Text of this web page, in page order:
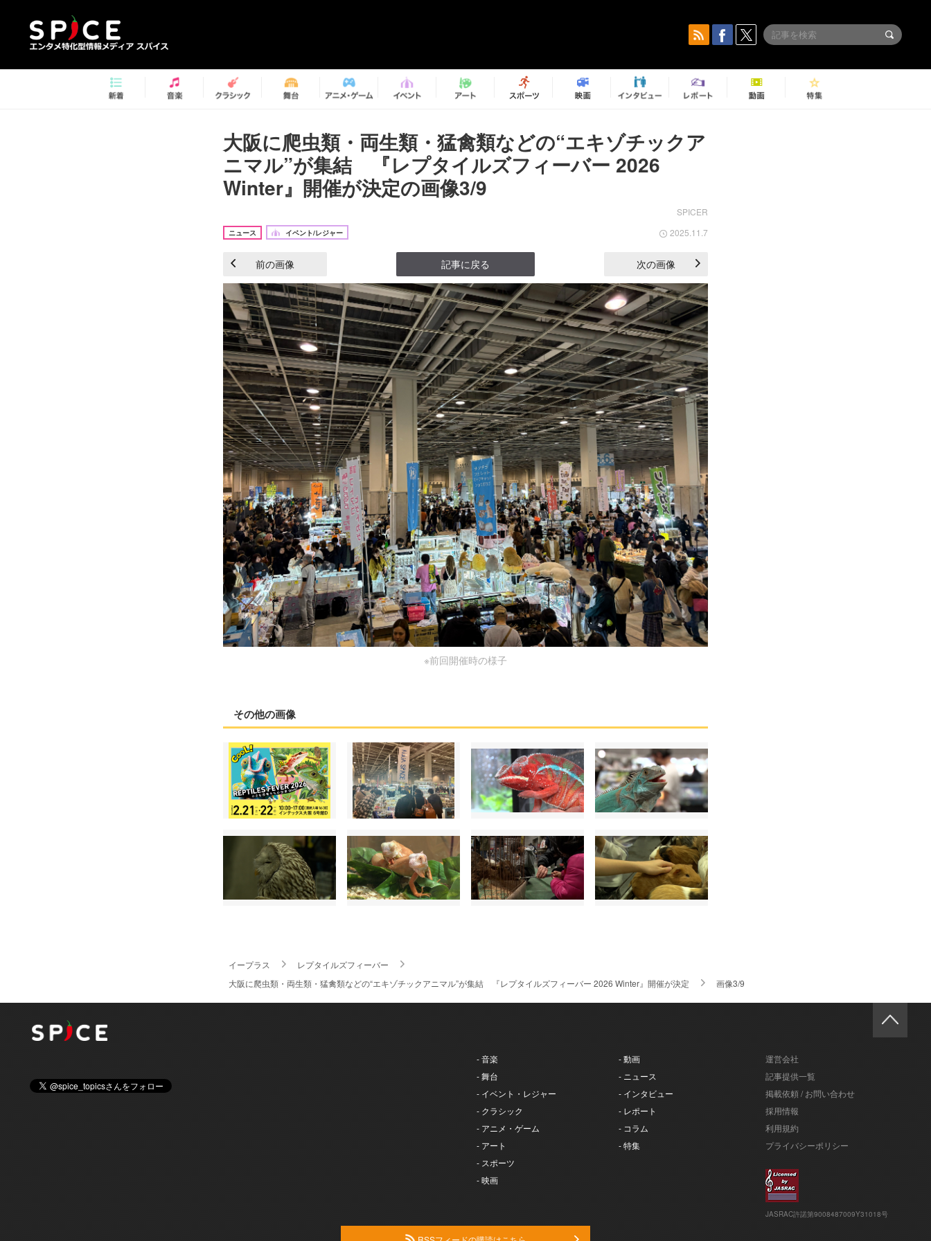
大阪に爬虫類・両生類・猛禽類などの“エキゾチックア
ニマル”が集結 『レプタイルズフィーバー 2026
Winter』開催が決定の画像3/9
SPICER
ニュース イベント/レジャー 2025.11.7
前の画像 記事に戻る 次の画像
※前回開催時の様子
その他の画像
イープラス
レプタイルズフィーバー
大阪に爬虫類・両生類・猛禽類などの“エキゾチックアニマル”が集結 『レプタイルズフィーバー 2026 Winter』開催が決定
画像3/9
- 音楽
- 舞台
- イベント・レジャー
- クラシック
- アニメ・ゲーム
- アート
- スポーツ
- 映画
- 動画
- ニュース
- インタビュー
- レポート
- コラム
- 特集
運営会社
記事提供一覧
掲載依頼 / お問い合わせ
採用情報
利用規約
プライバシーポリシー
JASRAC許諾第9008487009Y31018号